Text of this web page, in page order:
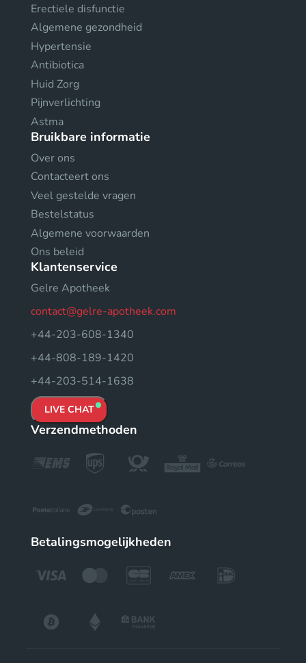
Erectiele disfunctie
Algemene gezondheid
Hypertensie
Antibiotica
Huid Zorg
Pijnverlichting
Astma
Bruikbare informatie
Over ons
Contacteert ons
Veel gestelde vragen
Bestelstatus
Algemene voorwaarden
Ons beleid
Klantenservice
Gelre Apotheek
contact@gelre-apotheek.com
+44-203-608-1340
+44-808-189-1420
+44-203-514-1638
LIVE CHAT
Verzendmethoden
Betalingsmogelijkheden